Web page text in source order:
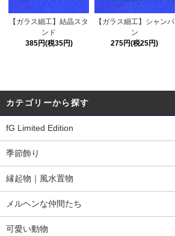
【ガラス細工】結晶スタ
ンド
385円(税35円)
【ガラス細工】シャンパ
ン
275円(税25円)
カテゴリーから探す
fG Limited Edition
季節飾り
縁起物｜風水置物
メルヘンな仲間たち
可愛い動物